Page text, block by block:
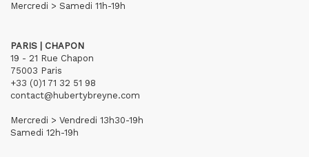
Mercredi > Samedi 11h-19h
PARIS | CHAPON
19 - 21 Rue Chapon
75003 Paris
+33 (0)1 71 32 51 98
contact@hubertybreyne.com
Mercredi > Vendredi 13h30-19h
Samedi 12h-19h